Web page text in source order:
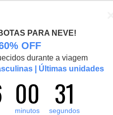
PARA NEVE!
OFF
durante a viagem
| Últimas unidades
00
minutos 30
segundos